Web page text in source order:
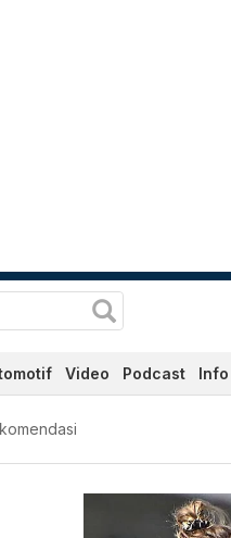
Video Podcast Info